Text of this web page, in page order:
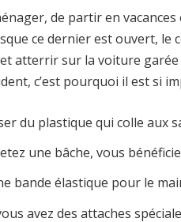
de partir en
ce dernier est ouvert, le
atterrir sur la voiture
c’est pourquoi il est si
du plastique qui colle aux
une bâche, vous
bande élastique pour le
avez des attaches